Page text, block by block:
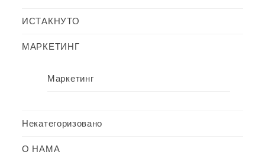
ИСТАКНУТО
МАРКЕТИНГ
Маркетинг
Некатегоризовано
О НАМА